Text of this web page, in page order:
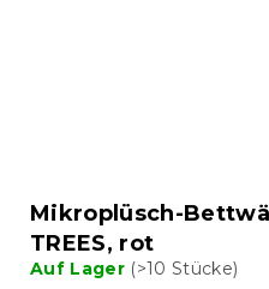
Mikroplüsch-
TREES, rot
Auf Lager (>10 Stücke)